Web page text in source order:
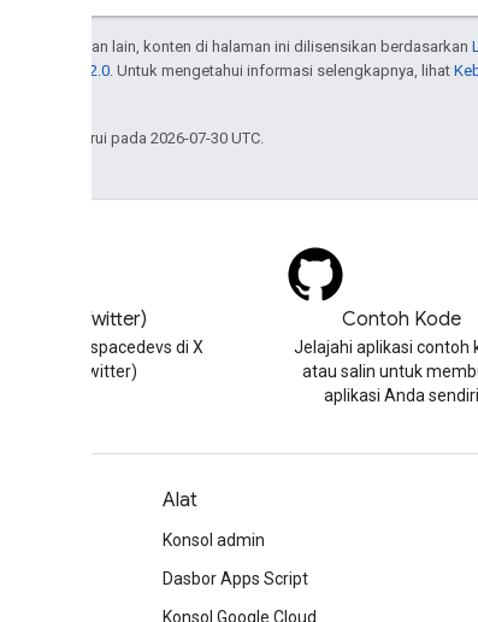
dinyatakan lain, konten di halaman ini dilisensikan berdasarkan
Apache 2.0 . Untuk mengetahui informasi selengkapnya, lihat
diperbarui pada 2026-07-30 UTC.
X (Twitter)
Ikuti @workspacedevs di X
(Twitter)
Contoh Kode
Jelajahi aplikasi contoh
atau salin untuk
aplikasi Anda sendiri
Alat
Konsol admin
Dasbor Apps Script
Konsol Google Cloud